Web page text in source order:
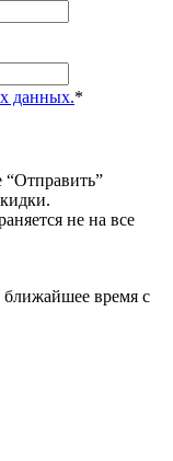
данных.*
не на все
время с